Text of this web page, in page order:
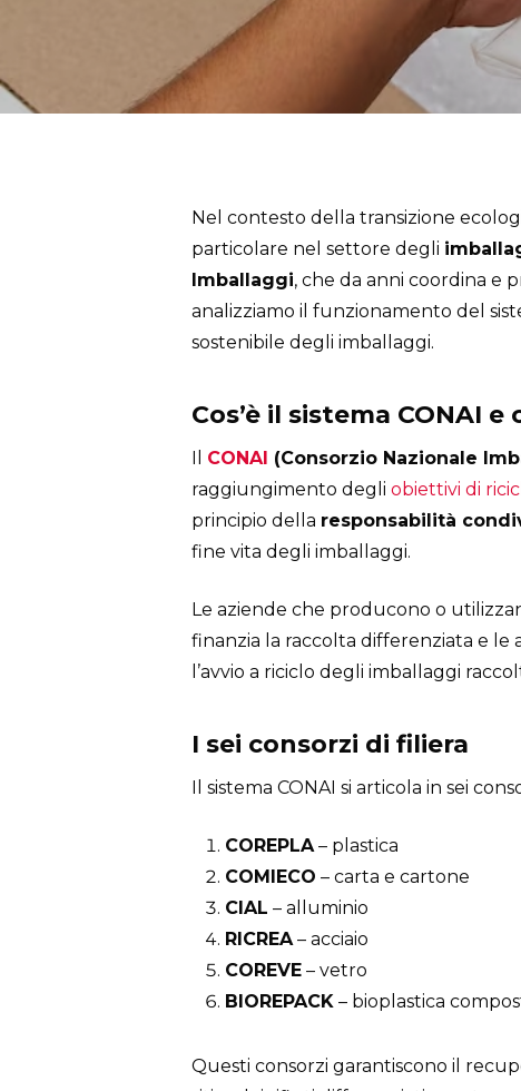
Nel contesto della transizione
particolare nel settore degli
Imballaggi, che da anni coordina e
analizziamo il funzionamento del
sostenibile degli imballaggi.
Cos’è il sistema CONAI
Il CONAI (Consorzio Nazionale
raggiungimento degli obiettivi di
principio della responsabilità
fine vita degli imballaggi.
Le aziende che producono o
finanzia la raccolta differenziata e le
l’avvio a riciclo degli imballaggi
I sei consorzi di filiera
Il sistema CONAI si articola in sei
COREPLA– plastica
COMIECO – carta e cartone
CIAL – alluminio
RICREA– acciaio
COREVE – vetro
BIOREPACK – bioplastica
Questi consorzi garantiscono il